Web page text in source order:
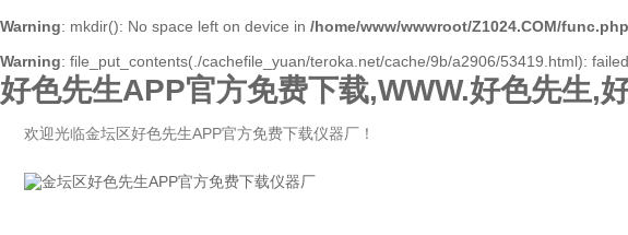
Warning: mkdir(): No space left on device in /home/www/wwwroot/Z1024.COM/func.php
Warning: file_put_contents(./cachefile_yuan/teroka.net/cache/9b/a2906/53419.html):
好色先生APP官方免费下载,WWW.好色先生,
欢迎光临金坛区好色先生APP官方免费下载仪器厂！